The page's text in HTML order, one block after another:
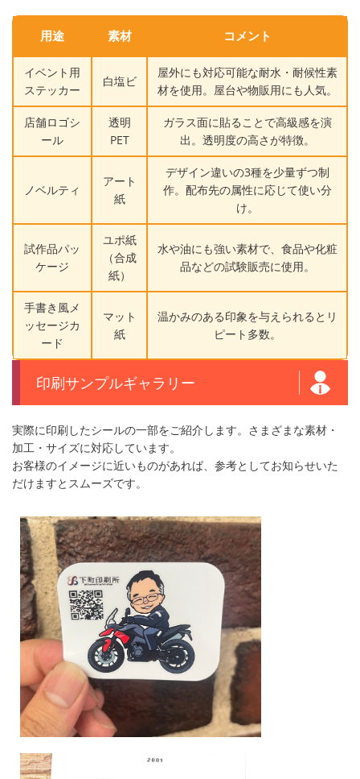
用途 素材 コメント
イベント用
ステッカー
白塩ビ
屋外にも対応可能な耐水・耐候性素
材を使用。屋台や物販用にも人気。
店舗ロゴシ
ール
透明
PET
ガラス面に貼ることで高級感を演
出。透明度の高さが特徴。
ノベルティ
アート
紙
デザイン違いの3種を少量ずつ制
作。配布先の属性に応じて使い分
け。
試作品パッ
ケージ
ユポ紙
（合成
紙）
水や油にも強い素材で、食品や化粧
品などの試験販売に使用。
手書き風メ
ッセージカ
ード
マット
紙
温かみのある印象を与えられるとリ
ピート多数。
印刷サンプルギャラリー
実際に印刷したシールの一部をご紹介します。さまざまな素材・
加工・サイズに対応しています。
お客様のイメージに近いものがあれば、参考としてお知らせいた
だけますとスムーズです。